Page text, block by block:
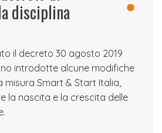
disciplina
il decreto 30 agosto 2019
introdotte alcune modifiche
misura Smart & Start Italia,
la nascita e la crescita delle